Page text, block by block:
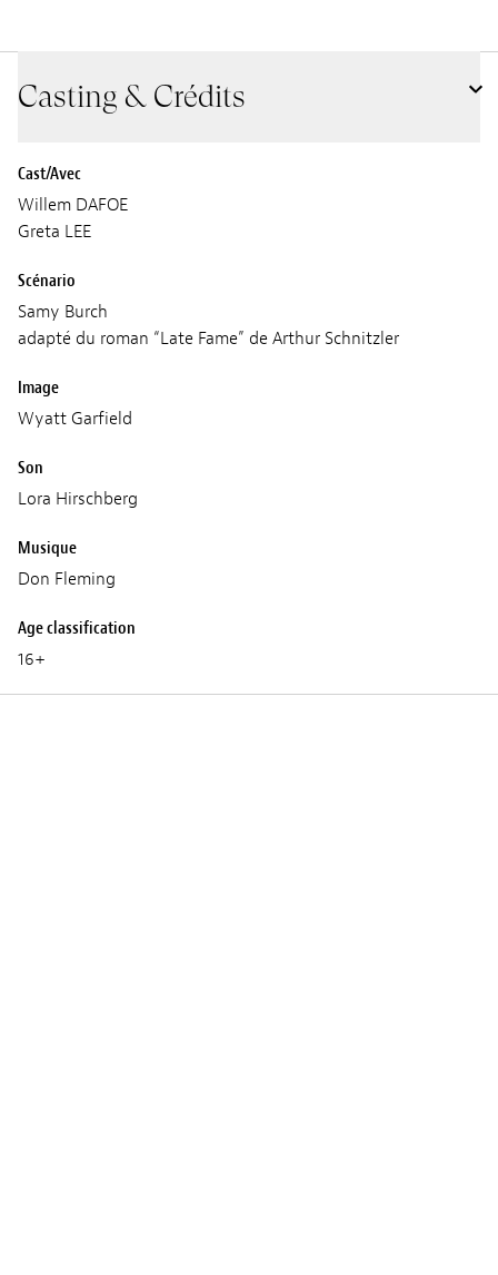
Casting & Crédits
Cast/Avec
Willem DAFOE
Greta LEE
Scénario
Samy Burch
adapté du roman “Late Fame” de Arthur Schnitzler
Image
Wyatt Garfield
Son
Lora Hirschberg
Musique
Don Fleming
Age classification
16+